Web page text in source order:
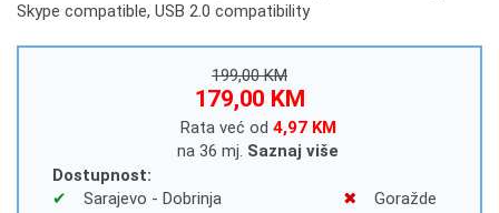
Skype compatible, USB 2.0 compatibility
199,00 KM
179,00 KM
Rata već od 4,97 KM
na 36 mj. Saznaj više
Dostupnost:
Sarajevo - Dobrinja
Goražde